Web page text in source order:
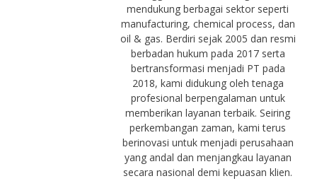
mendukung berbagai sektor seperti
manufacturing, chemical process, dan
oil & gas. Berdiri sejak 2005 dan resmi
berbadan hukum pada 2017 serta
bertransformasi menjadi PT pada
2018, kami didukung oleh tenaga
profesional berpengalaman untuk
memberikan layanan terbaik. Seiring
perkembangan zaman, kami terus
berinovasi untuk menjadi perusahaan
yang andal dan menjangkau layanan
secara nasional demi kepuasan klien.